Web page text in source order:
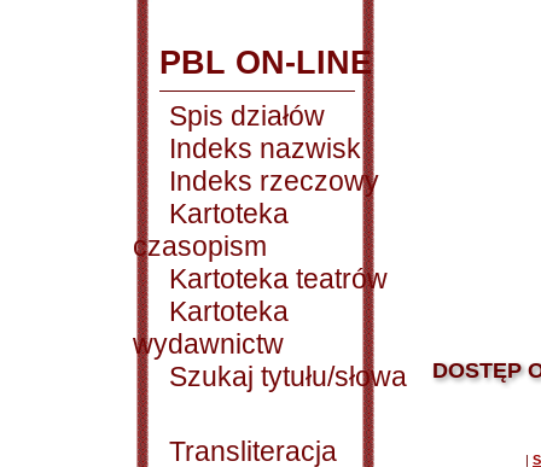
PBL ON-LINE
Spis działów
Indeks nazwisk
Indeks rzeczowy
Kartoteka
czasopism
Kartoteka teatrów
Kartoteka
wydawnictw
Szukaj tytułu/słowa
Transliteracja
DOSTĘP
|